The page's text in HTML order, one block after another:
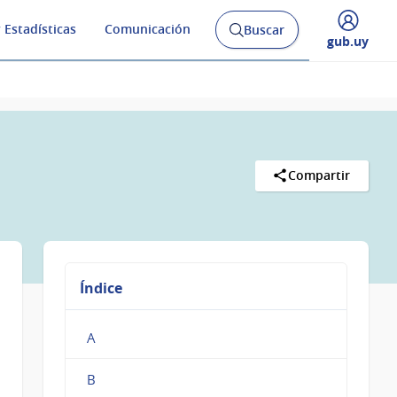
Estadísticas Comunicación
Abrir
buscador
Buscar
Desplegar
gub.uy
Compartir
Índice
A
B